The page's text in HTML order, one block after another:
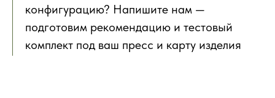
конфигурацию? Напишите нам —
подготовим рекомендацию и тестовый
комплект под ваш пресс и карту изделия